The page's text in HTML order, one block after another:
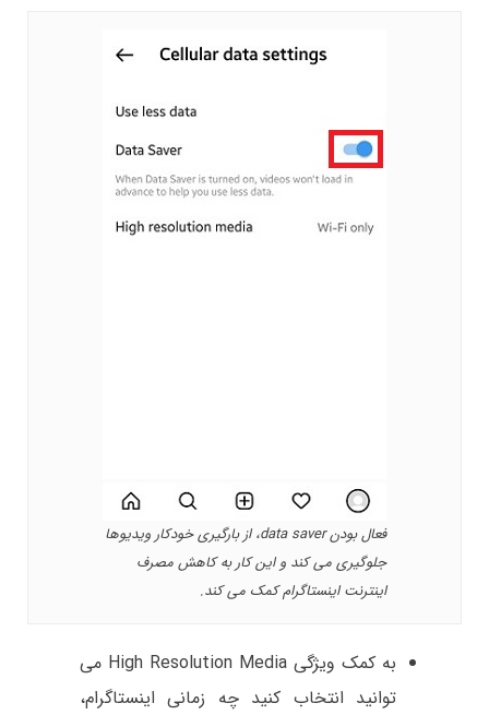
فعال بودن data saver، از بارگیری خودکار ویدیوها
جلوگیری می کند و این کار به کاهش مصرف
اینترنت اینستاگرام کمک می کند.
به کمک ویژگی High Resolution Media می
توانید انتخاب کنید چه زمانی اینستاگرام،